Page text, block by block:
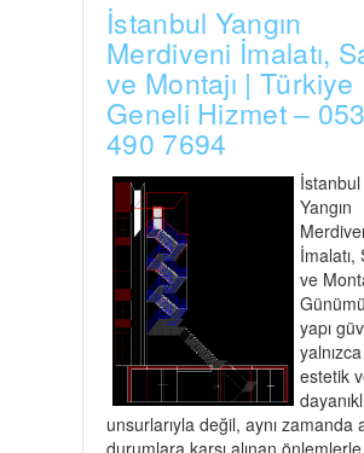
İstanbul Yangın
Merdiveni İmalatı,
ve Montajı | Türkiye
Geneli Hizmet –
490 7694
İstanbul
Yangın
İmalatı,
ve
yapı
yalnızca
estetik
unsurlarıyla değil, aynı zamanda
durumlara karşı alınan